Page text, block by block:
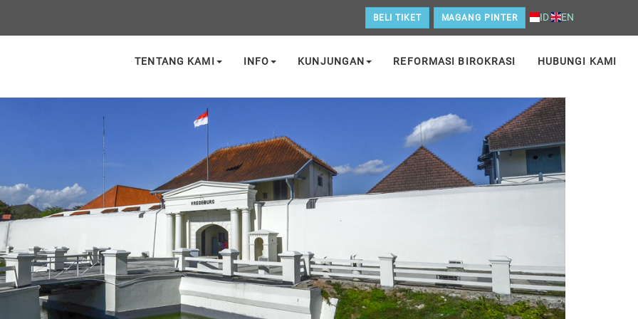
BELI TIKET MAGANG PINTER ID EN
TENTANG KAMI INFO KUNJUNGAN REFORMASI BIROKRASI HUBUNGI KAMI